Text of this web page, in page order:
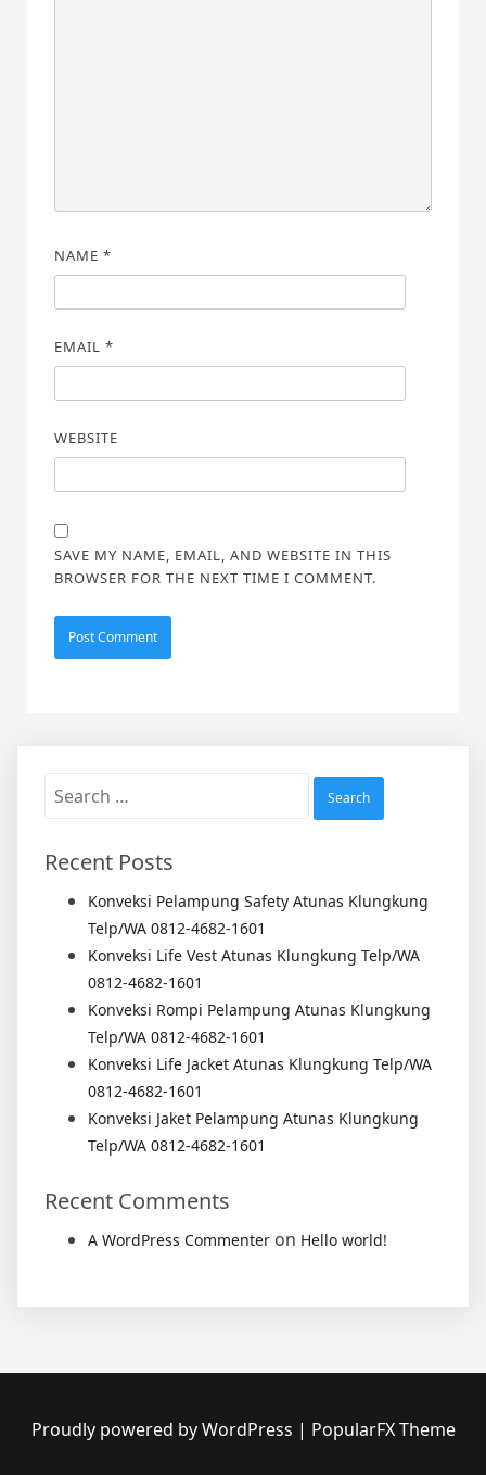
NAME *
EMAIL *
WEBSITE
SAVE MY NAME, EMAIL, AND WEBSITE IN THIS
BROWSER FOR THE NEXT TIME I COMMENT.
Search
Recent Posts
Konveksi Pelampung Safety Atunas Klungkung
Telp/WA 0812-4682-1601
Konveksi Life Vest Atunas Klungkung Telp/WA
0812-4682-1601
Konveksi Rompi Pelampung Atunas Klungkung
Telp/WA 0812-4682-1601
Konveksi Life Jacket Atunas Klungkung Telp/WA
0812-4682-1601
Konveksi Jaket Pelampung Atunas Klungkung
Telp/WA 0812-4682-1601
Recent Comments
A WordPress Commenter on Hello world!
Proudly powered by WordPress | PopularFX Theme